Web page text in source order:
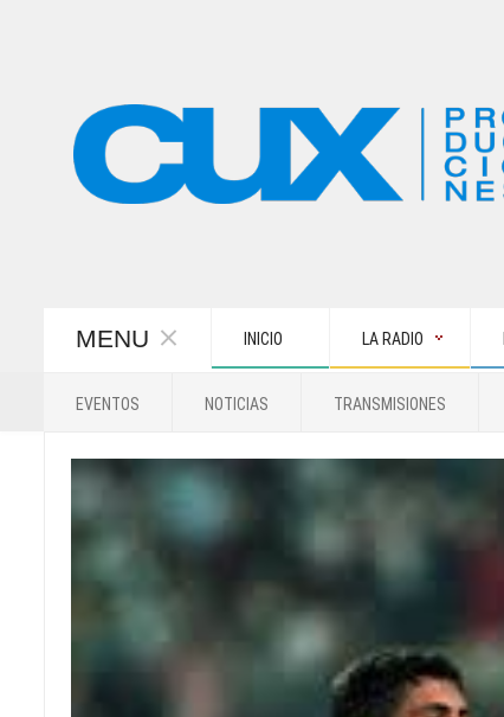
MENU INICIO LA RADIO
EVENTOS NOTICIAS TRANSMISIONES